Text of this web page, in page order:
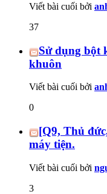
Viết bài cuối bởi
37
Sử dụng bột
khuôn
Viết bài cuối bởi
0
[Q9, Thủ
máy tiện.
Viết bài cuối bởi
3